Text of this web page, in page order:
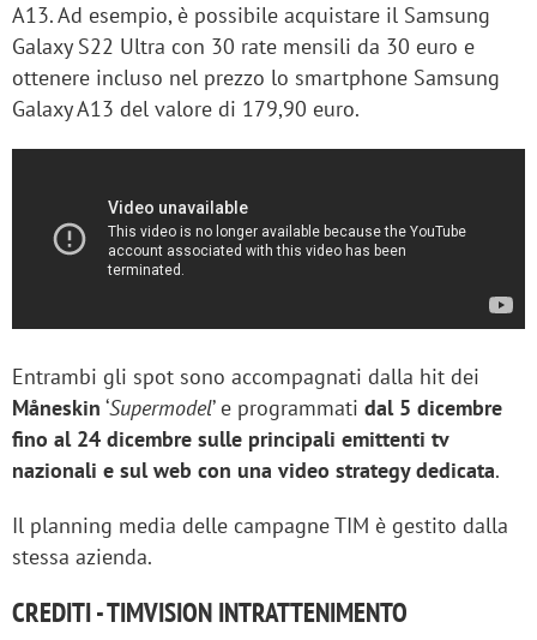
A13. Ad esempio, è possibile acquistare il Samsung
Galaxy S22 Ultra con 30 rate mensili da 30 euro e
ottenere incluso nel prezzo lo smartphone Samsung
Galaxy A13 del valore di 179,90 euro.
Entrambi gli spot sono accompagnati dalla hit dei
Måneskin ‘Supermodel’ e programmati dal 5 dicembre
fino al 24 dicembre sulle principali emittenti tv
nazionali e sul web con una video strategy dedicata.
Il planning media delle campagne TIM è gestito dalla
stessa azienda.
CREDITI - TIMVISION INTRATTENIMENTO